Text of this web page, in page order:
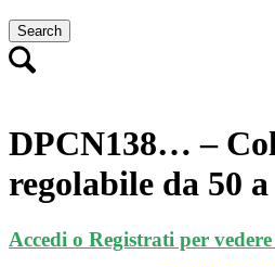
Search
DPCN138… –
regolabile da 50
Accedi o Registrati per